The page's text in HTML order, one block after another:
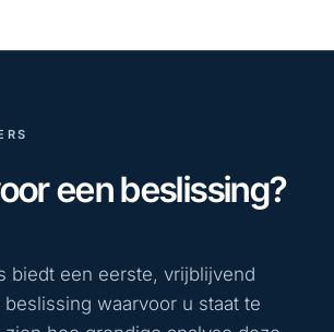
een beslissing?
biedt een eerste, vrijblijvend
waarvoor u staat te